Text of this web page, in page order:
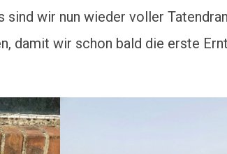
sind wir nun wieder voller
damit wir schon bald die erste